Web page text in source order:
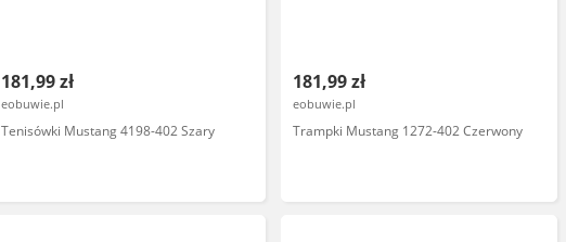
181,99 zł
eobuwie.pl
Tenisówki Mustang 4198-402 Szary
181,99 zł
eobuwie.pl
Trampki Mustang 1272-402 Czerwony